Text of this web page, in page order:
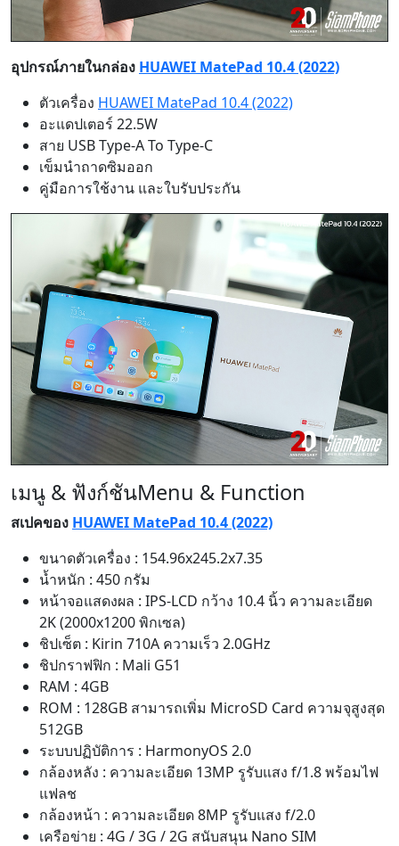
อุปกรณ์ภายในกล่อง HUAWEI MatePad 10.4 (2022)
ตัวเครื่อง HUAWEI MatePad 10.4 (2022)
อะแดปเตอร์ 22.5W
สาย USB Type-A To Type-C
เข็มนำถาดซิมออก
คู่มือการใช้งาน และใบรับประกัน
เมนู & ฟังก์ชันMenu & Function
สเปคของ HUAWEI MatePad 10.4 (2022)
ขนาดตัวเครื่อง : 154.96x245.2x7.35
น้ำหนัก : 450 กรัม
หน้าจอแสดงผล : IPS-LCD กว้าง 10.4 นิ้ว ความละเอียด
2K (2000x1200 พิกเซล)
ชิปเซ็ต : Kirin 710A ความเร็ว 2.0GHz
ชิปกราฟฟิก : Mali G51
RAM : 4GB
ROM : 128GB สามารถเพิ่ม MicroSD Card ความจุสูงสุด
512GB
ระบบปฏิบัติการ : HarmonyOS 2.0
กล้องหลัง : ความละเอียด 13MP รูรับแสง f/1.8 พร้อมไฟ
แฟลช
กล้องหน้า : ความละเอียด 8MP รูรับแสง f/2.0
เครือข่าย : 4G / 3G / 2G สนับสนุน Nano SIM